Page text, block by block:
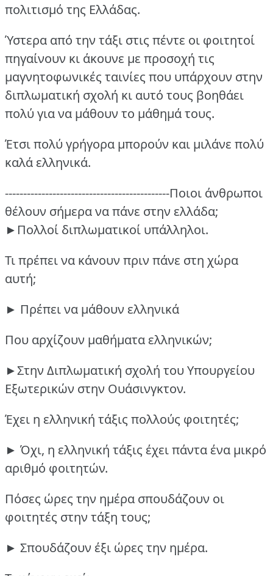
πολιτισμό της Ελλάδας.
Ύστερα από την τάξι στις πέντε οι φοιτητοί
πηγαίνουν κι άκουνε με προσοχή τις
μαγνητοφωνικές ταινίες που υπάρχουν στην
διπλωματική σχολή κι αυτό τους βοηθάει
πολύ για να μάθουν το μάθημά τους.
Έτσι πολύ γρήγορα μπορούν και μιλάνε πολύ
καλά ελληνικά.
---------------------------------------------Ποιοι άνθρωποι
θέλουν σήμερα να πάνε στην ελλάδα;
►Πολλοί διπλωματικοί υπάλληλοι.
Τι πρέπει να κάνουν πριν πάνε στη χώρα
αυτή;
► Πρέπει να μάθουν ελληνικά
Που αρχίζουν μαθήματα ελληνικών;
►Στην Διπλωματική σχολή του Υπουργείου
Εξωτερικών στην Ουάσινγκτον.
Έχει η ελληνική τάξις πολλούς φοιτητές;
► Όχι, η ελληνική τάξις έχει πάντα ένα μικρό
αριθμό φοιτητών.
Πόσες ώρες την ημέρα σπουδάζουν οι
φοιτητές στην τάξη τους;
► Σπουδάζουν έξι ώρες την ημέρα.